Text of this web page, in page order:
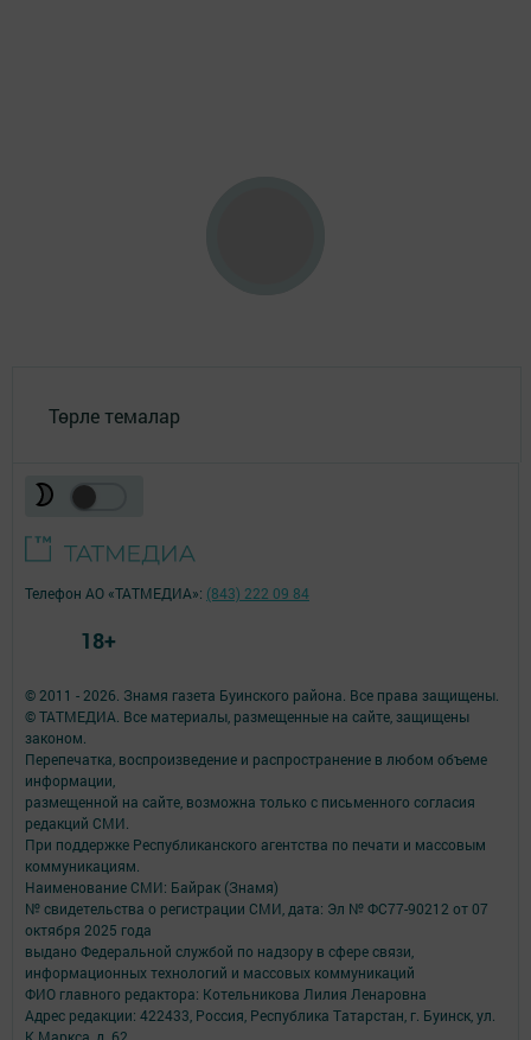
Төрле темалар
© 2011 - 2026. Знамя газета Буинского района. Все права защищены.
© ТАТМЕДИА. Все материалы, размещенные на сайте, защищены
законом.
Перепечатка, воспроизведение и распространение в любом объеме
информации,
размещенной на сайте, возможна только с письменного согласия
редакций СМИ.
При поддержке Республиканского агентства по печати и массовым
коммуникациям.
Наименование СМИ: Байрак (Знамя)
№ свидетельства о регистрации СМИ, дата: Эл № ФС77-90212 от 07
октября 2025 года
выдано Федеральной службой по надзору в сфере связи,
информационных технологий и массовых коммуникаций
ФИО главного редактора: Котельникова Лилия Ленаровна
Адрес редакции: 422433, Россия, Республика Татарстан, г. Буинск, ул.
Телефон АО «ТАТМЕДИА»: (843) 222 09 84
18+